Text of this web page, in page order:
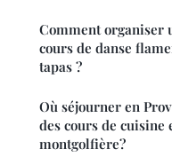
Comment organiser
cours de danse
tapas ?
Où séjourner en
des cours de cuisine
montgolfière?